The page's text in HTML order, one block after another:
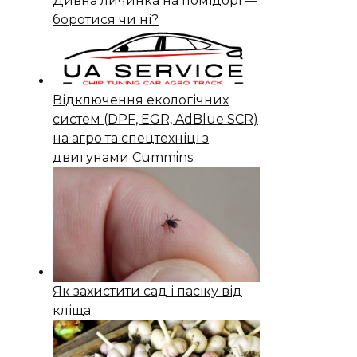
боротися чи ні?
Відключення екологічних
систем (DPF, EGR, AdBlue SCR)
на агро та спецтехніці з
двигунами Cummins
Як захистити сад і пасіку від
кліща